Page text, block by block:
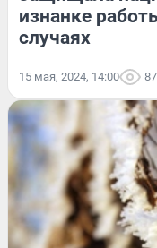
изнанке
случаях
15 мая, 2024, 14:00